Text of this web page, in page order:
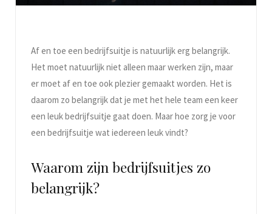
Af en toe een bedrijfsuitje is natuurlijk erg belangrijk.
Het moet natuurlijk niet alleen maar werken zijn, maar
er moet af en toe ook plezier gemaakt worden. Het is
daarom zo belangrijk dat je met het hele team een keer
een leuk bedrijfsuitje gaat doen. Maar hoe zorg je voor
een bedrijfsuitje wat iedereen leuk vindt?
Waarom zijn bedrijfsuitjes zo
belangrijk?